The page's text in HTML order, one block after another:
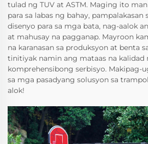
tulad ng TUV at ASTM. Maging ito
para sa labas ng bahay, pampalakasan
disenyo para sa mga bata, nag-aalok
at mahusay na pagganap. Mayroon
na karanasan sa produksyon at benta
tinitiyak namin ang mataas na kalidad
komprehensibong serbisyo. Makipag-
sa mga pasadyang solusyon sa
alok!